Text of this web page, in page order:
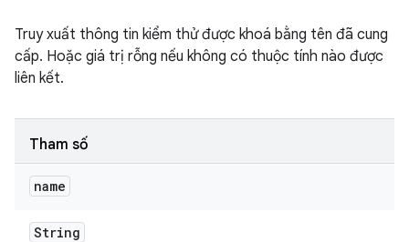
Truy xuất thông tin kiểm thử được khoá bằng tên đã cung
cấp. Hoặc giá trị rỗng nếu không có thuộc tính nào được
liên kết.
Tham số
name
String